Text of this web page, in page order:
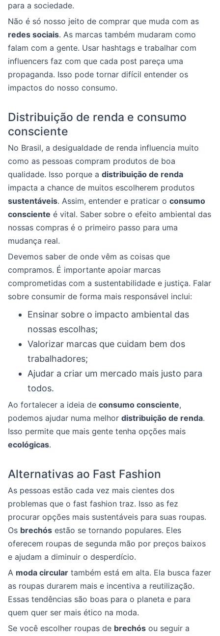
para a sociedade.
Não é só nosso jeito de comprar que muda com as
redes sociais. As marcas também mudaram como
falam com a gente. Usar hashtags e trabalhar com
influencers faz com que cada post pareça uma
propaganda. Isso pode tornar difícil entender os
impactos do nosso consumo.
Distribuição de renda e consumo
consciente
No Brasil, a desigualdade de renda influencia muito
como as pessoas compram produtos de boa
qualidade. Isso porque a distribuição de renda
impacta a chance de muitos escolherem produtos
sustentáveis. Assim, entender e praticar o consumo
consciente é vital. Saber sobre o efeito ambiental das
nossas compras é o primeiro passo para uma
mudança real.
Devemos saber de onde vêm as coisas que
compramos. É importante apoiar marcas
comprometidas com a sustentabilidade e justiça. Falar
sobre consumir de forma mais responsável inclui:
Ensinar sobre o impacto ambiental das
nossas escolhas;
Valorizar marcas que cuidam bem dos
trabalhadores;
Ajudar a criar um mercado mais justo para
todos.
Ao fortalecer a ideia de consumo consciente,
podemos ajudar numa melhor distribuição de renda.
Isso permite que mais gente tenha opções mais
ecológicas.
Alternativas ao Fast Fashion
As pessoas estão cada vez mais cientes dos
problemas que o fast fashion traz. Isso as fez
procurar opções mais sustentáveis para suas roupas.
Os brechós estão se tornando populares. Eles
oferecem roupas de segunda mão por preços baixos
e ajudam a diminuir o desperdício.
A moda circular também está em alta. Ela busca fazer
as roupas durarem mais e incentiva a reutilização.
Essas tendências são boas para o planeta e para
quem quer ser mais ético na moda.
Se você escolher roupas de brechós ou seguir a